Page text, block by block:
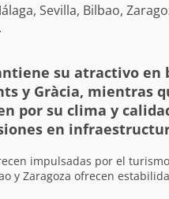
Sevilla, Bilbao,
su atractivo en
y Gràcia, mientras
por su clima y
en
impulsadas por el
y Zaragoza ofrecen